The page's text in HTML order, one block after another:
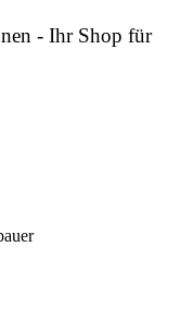
- Ihr Shop für